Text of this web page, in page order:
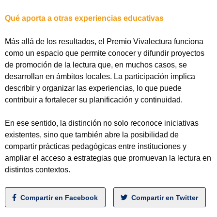
Qué aporta a otras experiencias educativas
Más allá de los resultados, el Premio Vivalectura funciona
como un espacio que permite conocer y difundir proyectos
de promoción de la lectura que, en muchos casos, se
desarrollan en ámbitos locales. La participación implica
describir y organizar las experiencias, lo que puede
contribuir a fortalecer su planificación y continuidad.
En ese sentido, la distinción no solo reconoce iniciativas
existentes, sino que también abre la posibilidad de
compartir prácticas pedagógicas entre instituciones y
ampliar el acceso a estrategias que promuevan la lectura en
distintos contextos.
Compartir en Facebook Compartir en Twitter